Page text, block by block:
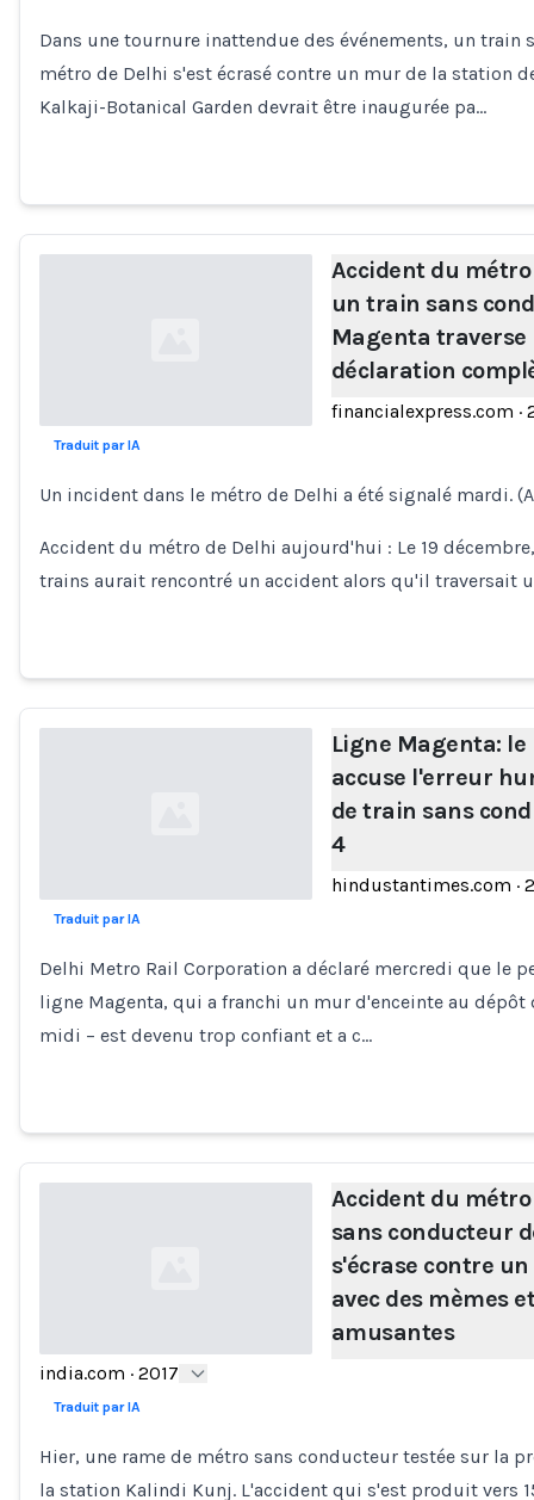
Dans une tournure inattendue des événements, un
métro de Delhi s'est écrasé contre un mur de la station
Kalkaji-Botanical Garden devrait être inaugurée pa…
Accident du
un train sans
Magenta
déclaration
financialexpress.com ·
Traduit par IA
Un incident dans le métro de Delhi a été signalé mardi.
Accident du métro de Delhi aujourd'hui : Le 19
trains aurait rencontré un accident alors qu'il traversait
Ligne Magenta:
accuse l'erreur
de train sans
4
hindustantimes.com ·
Traduit par IA
Delhi Metro Rail Corporation a déclaré mercredi que le
ligne Magenta, qui a franchi un mur d'enceinte au
midi – est devenu trop confiant et a c…
Loading...
Accident du
sans conducteur
s'écrase contre
avec des mèmes
amusantes
india.com · 2017
Traduit par IA
Hier, une rame de métro sans conducteur testée sur la
la station Kalindi Kunj. L'accident qui s'est produit vers